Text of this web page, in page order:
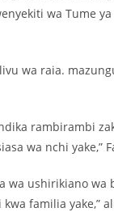
wa Tume
wa raia.
rambirambi
wa nchi yake,”
wa ushirikiano
familia yake,”